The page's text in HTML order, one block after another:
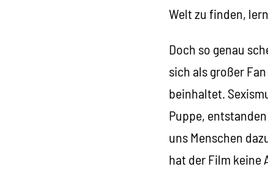
Welt zu finden,
Doch so genau
sich als großer
beinhaltet.
Puppe,
uns Menschen
hat der Film keine